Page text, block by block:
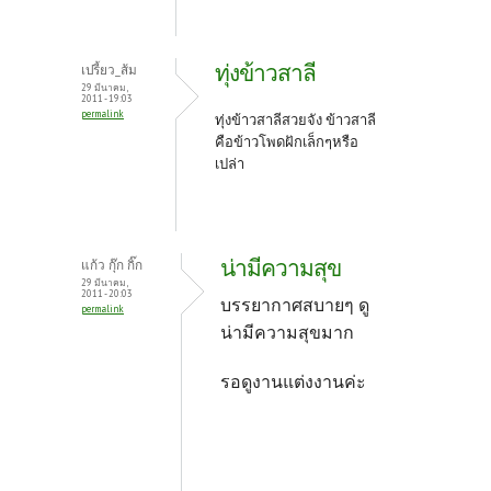
เปรี้ยว_ส้ม
29 มีนาคม,
2011 - 19:03
permalink
ทุ่งข้าวสาลี
ทุ่งข้าวสาลีสวยจัง ข้าวสาลี
คือข้าวโพดฝักเล็กๆหรือ
เปล่า
แก้ว กุ๊ก กิ๊ก
29 มีนาคม,
2011 - 20:03
permalink
น่ามีความสุข
บรรยากาศสบายๆ ดู
น่ามีความสุขมาก
รอดูงานแต่งงานค่ะ